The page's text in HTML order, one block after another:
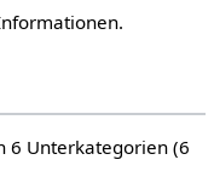
6 Unterkategorien (6